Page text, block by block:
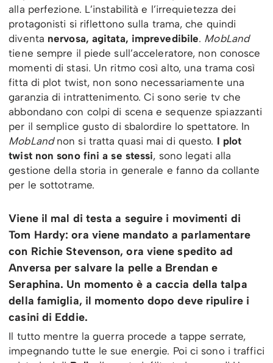
alla perfezione. L’instabilità e l’irrequietezza dei
protagonisti si riflettono sulla trama, che quindi
diventa nervosa, agitata, imprevedibile. MobLand
tiene sempre il piede sull’acceleratore, non conosce
momenti di stasi. Un ritmo così alto, una trama così
fitta di plot twist, non sono necessariamente una
garanzia di intrattenimento. Ci sono serie tv che
abbondano con colpi di scena e sequenze spiazzanti
per il semplice gusto di sbalordire lo spettatore. In
MobLandnon si tratta quasi mai di questo. I plot
twist non sono fini a se stessi, sono legati alla
gestione della storia in generale e fanno da collante
per le sottotrame.
Viene il mal di testa a seguire i movimenti di
Tom Hardy: ora viene mandato a parlamentare
con Richie Stevenson, ora viene spedito ad
Anversa per salvare la pelle a Brendan e
Seraphina. Un momento è a caccia della talpa
della famiglia, il momento dopo deve ripulire i
casini di Eddie.
Il tutto mentre la guerra procede a tappe serrate,
impegnando tutte le sue energie. Poi ci sono i traffici